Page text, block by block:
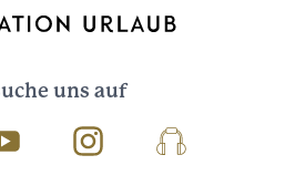
uns auf
InstagramPodcast